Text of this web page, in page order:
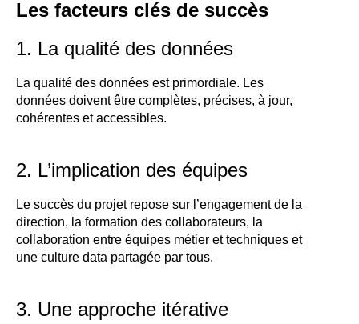
Les facteurs clés de succès
1. La qualité des données
La qualité des données est primordiale. Les
données doivent être complètes, précises, à jour,
cohérentes et accessibles.
2. L’implication des équipes
Le succès du projet repose sur l’engagement de la
direction, la formation des collaborateurs, la
collaboration entre équipes métier et techniques et
une culture data partagée par tous.
3. Une approche itérative